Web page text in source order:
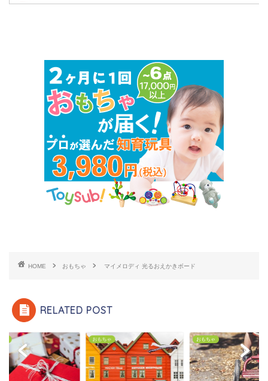
HOME おもちゃ マイメロディ 光るおえかきボード
RELATED POST
おもちゃ おもちゃ